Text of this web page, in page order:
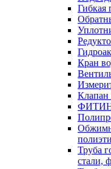
Гибкая
Кран
Клапан
Труба
стали,